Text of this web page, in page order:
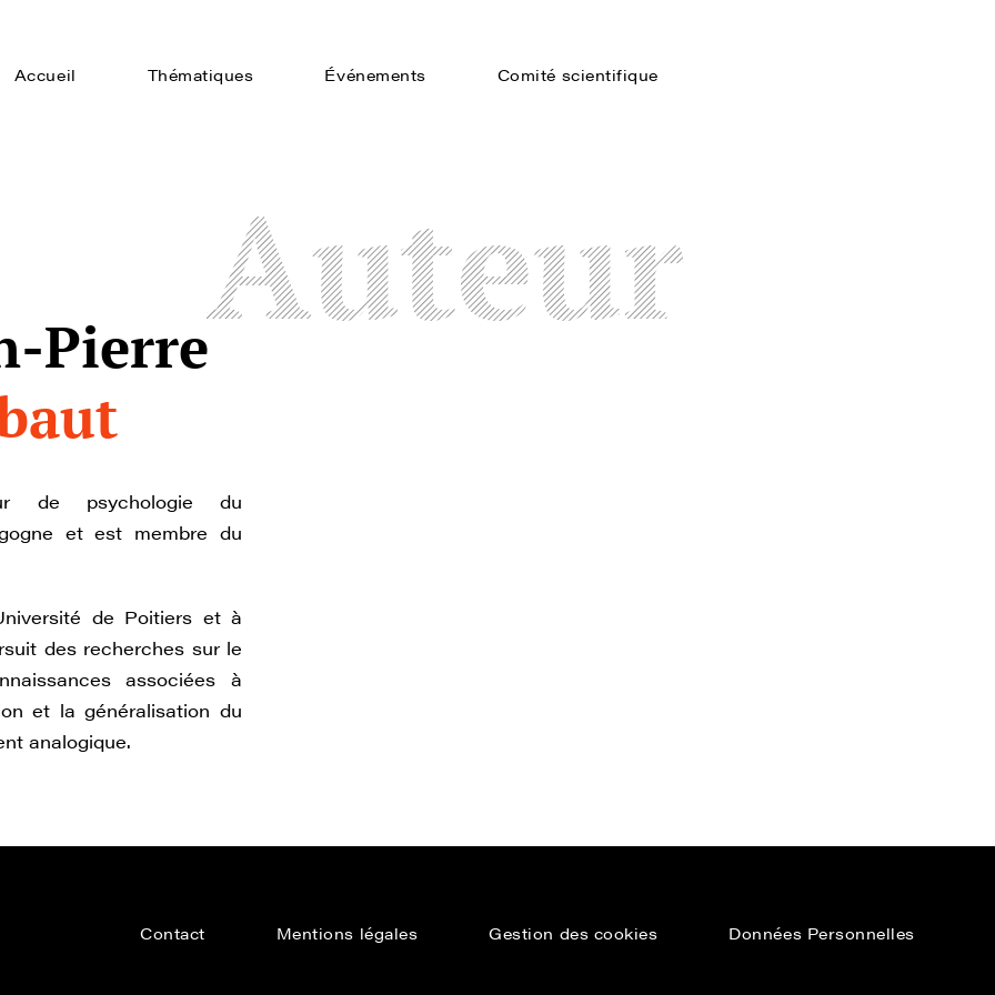
Accueil Thématiques Événements Comité scientifique
Auteur
Pierre
de psychologie du
et est membre du
de Poitiers et à
des recherches sur le
associées à
et la généralisation du
analogique.
Contact Mentions légales Gestion des cookies Données Personnelles